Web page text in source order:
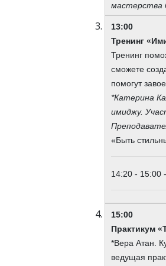
мастерства
13:00
Тренинг
Тренинг
сможете
помогут
*Катерина
имиджу.
«Быть
14:20 - 15:00
15:00
Практикум «
*Вера Атан.
ведущая